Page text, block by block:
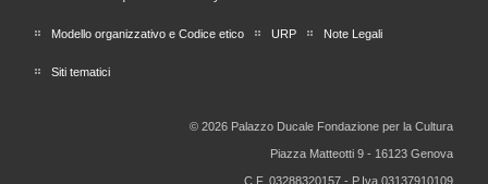
Modello organizzativo e Codice etico URP Note Legali
Siti tematici
© 2026 Palazzo Ducale Fondazione per la Cultura
Piazza Matteotti 9 - 16123 Genova
C.F. 03288320157 - P.Iva 03137910109